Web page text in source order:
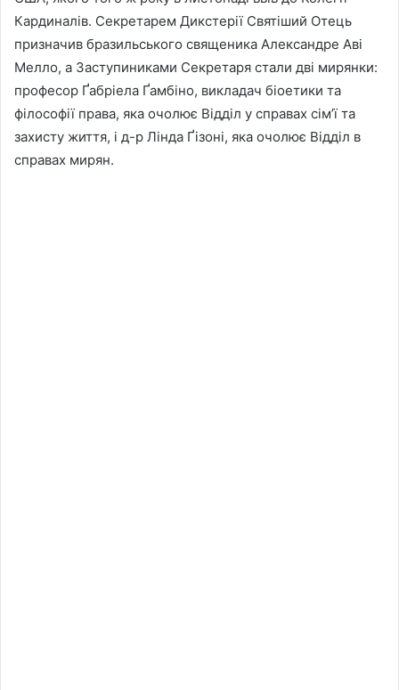
Кардиналів. Секретарем Дикстерії Святіший Отець
призначив бразильського священика Александре Аві
Мелло, а Заступиниками Секретаря стали дві мирянки:
професор Ґабріела Ґамбіно, викладач біоетики та
філософії права, яка очолює Відділ у справах сім’ї та
захисту життя, і д-р Лінда Ґізоні, яка очолює Відділ в
справах мирян.